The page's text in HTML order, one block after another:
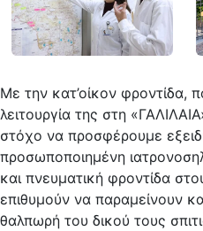
Με την κατ’οίκον φροντίδα,
λειτουργία της στη
στόχο να προσφέρουμε
προσωποποιημένη
και πνευματική φροντίδα
επιθυμούν να παραμείνουν
θαλπωρή του δικού τους